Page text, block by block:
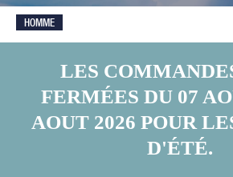
HOMME
LES
FERMÉES DU 07
AOUT 2026 POUR
D'ÉTÉ.